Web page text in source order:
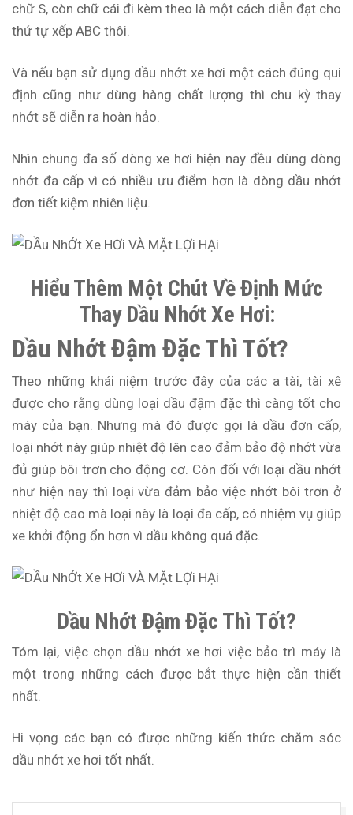
chữ S, còn chữ cái đi kèm theo là một cách diễn đạt cho
thứ tự xếp ABC thôi.
Và nếu bạn sử dụng dầu nhớt xe hơi một cách đúng qui
định cũng như dùng hàng chất lượng thì chu kỳ thay
nhớt sẽ diễn ra hoàn hảo.
Nhìn chung đa số dòng xe hơi hiện nay đều dùng dòng
nhớt đa cấp vì có nhiều ưu điểm hơn là dòng dầu nhớt
đơn tiết kiệm nhiên liệu.
Hiểu Thêm Một Chút Về Định Mức
Thay Dầu Nhớt Xe Hơi:
Dầu Nhớt Đậm Đặc Thì Tốt?
Theo những khái niệm trước đây của các a tài, tài xê
được cho rằng dùng loại dầu đậm đặc thì càng tốt cho
máy của bạn. Nhưng mà đó được gọi là dầu đơn cấp,
loại nhớt này giúp nhiệt độ lên cao đảm bảo độ nhớt vừa
đủ giúp bôi trơn cho động cơ. Còn đối với loại dầu nhớt
như hiện nay thì loại vừa đảm bảo việc nhớt bôi trơn ở
nhiệt độ cao mà loại này là loại đa cấp, có nhiệm vụ giúp
xe khởi động ổn hơn vì dầu không quá đặc.
Dầu Nhớt Đậm Đặc Thì Tốt?
Tóm lại, việc chọn dầu nhớt xe hơi việc bảo trì máy là
một trong những cách được bắt thực hiện cần thiết
nhất.
Hi vọng các bạn có được những kiến thức chăm sóc
dầu nhớt xe hơi tốt nhất.